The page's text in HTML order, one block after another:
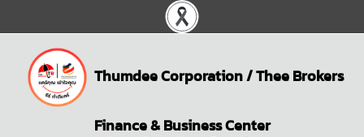
Thumdee Corporation/Thee Brokers
Finance & Business Center